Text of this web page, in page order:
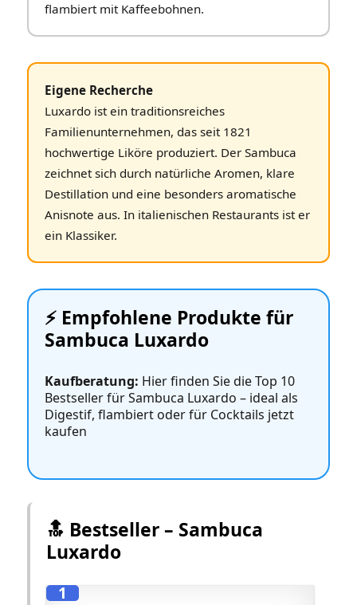
flambiert mit Kaffeebohnen.
Eigene Recherche
Luxardo ist ein traditionsreiches
Familienunternehmen, das seit 1821
hochwertige Liköre produziert. Der Sambuca
zeichnet sich durch natürliche Aromen, klare
Destillation und eine besonders aromatische
Anisnote aus. In italienischen Restaurants ist er
ein Klassiker.
⚡️ Empfohlene Produkte für
Sambuca Luxardo
Kaufberatung: Hier finden Sie die Top 10
Bestseller für Sambuca Luxardo – ideal als
Digestif, flambiert oder für Cocktails jetzt
kaufen
🔝 Bestseller – Sambuca
Luxardo
1